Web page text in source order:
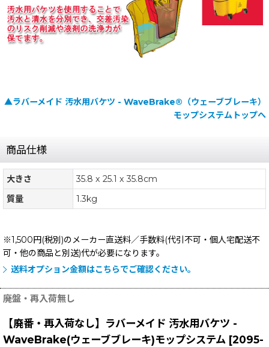
▲ラバーメイド 汚水用バケツ - WaveBrake®（ウェーブブレーキ）
モップシステムトップへ
商品仕様
大きさ
35.8 x 25.1 x 35.8cm
質量
1.3kg
※1,500円(税別)のメーカー直送料／手数料(代引不可・個人宅配送不
可・他の商品と別送)代が必要になります。
送料オプション金額はこちらでご確認ください。
廃盤・再入荷無し
【廃番・再入荷なし】ラバーメイド 汚水用バケツ -
WaveBrake(ウェーブブレーキ)モップシステム [2095-